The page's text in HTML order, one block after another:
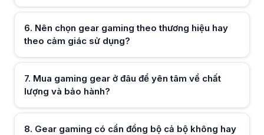
6. Nên chọn gear gaming theo thương hiệu hay
theo cảm giác sử dụng?
7. Mua gaming gear ở đâu để yên tâm về chất
lượng và bảo hành?
8. Gear gaming có cần đồng bộ cả bộ không hay